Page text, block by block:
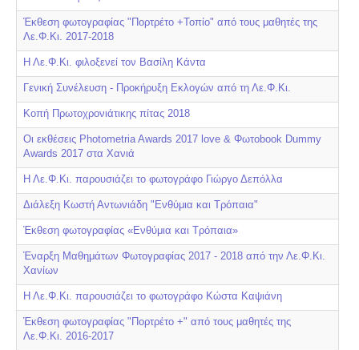
Έκθεση φωτογραφίας "Πορτρέτο +Τοπίο" από τους μαθητές της
Λε.Φ.Κι. 2017-2018
Η Λε.Φ.Κι. φιλοξενεί τον Βασίλη Κάντα
Γενική Συνέλευση - Προκήρυξη Εκλογών από τη Λε.Φ.Κι.
Κοπή Πρωτοχρονιάτικης πίτας 2018
Οι εκθέσεις Photometria Awards 2017 love & Φωτοbook Dummy
Awards 2017 στα Χανιά
Η Λε.Φ.Κι. παρουσιάζει το φωτογράφο Γιώργο Δεπόλλα
Διάλεξη Κωστή Αντωνιάδη "Ενθύμια και Τρόπαια"
Έκθεση φωτογραφίας «Ενθύμια και Τρόπαια»
Έναρξη Μαθημάτων Φωτογραφίας 2017 - 2018 από την Λε.Φ.Κι.
Χανίων
Η Λε.Φ.Κι. παρουσιάζει το φωτογράφο Κώστα Καψιάνη
Έκθεση φωτογραφίας "Πορτρέτο +" από τους μαθητές της
Λε.Φ.Κι. 2016-2017